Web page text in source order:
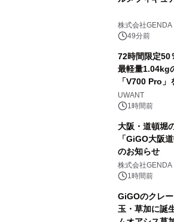
株式会社
49分前
72時間限定50
最軽量1.04kg
「V700 Pro
UWANT
1時間前
大阪・道頓堀
「GiGO大阪
のお知らせ
株式会社
1時間前
GiGOのクレ
玉・草加に誕